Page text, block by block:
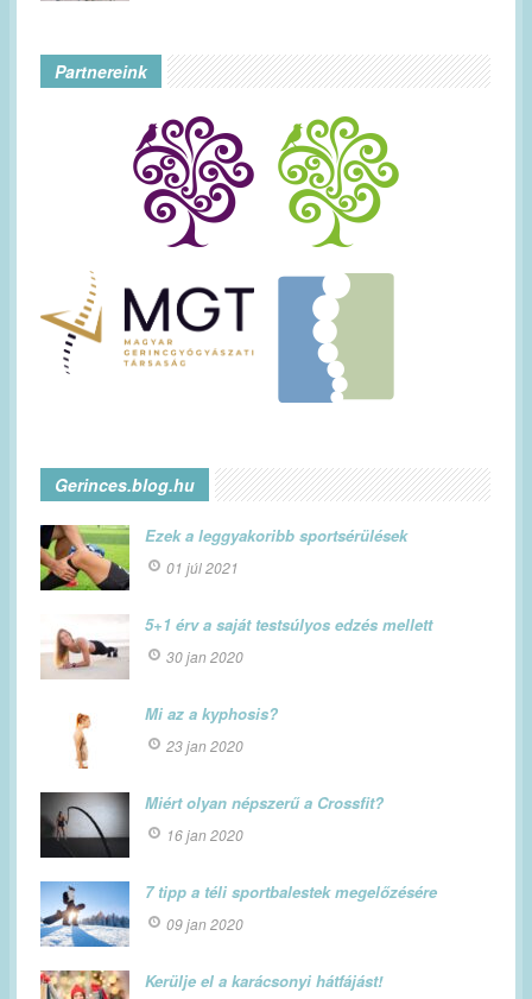
Partnereink
Gerinces.blog.hu
Ezek a leggyakoribb sportsérülések
01 júl 2021
5+1 érv a saját testsúlyos edzés mellett
30 jan 2020
Mi az a kyphosis?
23 jan 2020
Miért olyan népszerű a Crossfit?
16 jan 2020
7 tipp a téli sportbalestek megelőzésére
09 jan 2020
Kerülje el a karácsonyi hátfájást!